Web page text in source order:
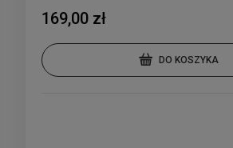
169,00 zł
DO KOSZYKA